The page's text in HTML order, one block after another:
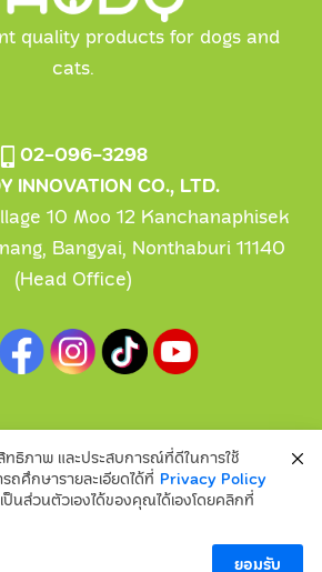
quality products for dogs and
cats.
02-096-3298
INNOVATION CO., LTD.
10 Moo 12 Kanchanaphisek
Bangyai, Nonthaburi 11140
(Head Office)
Pawdy Innovation CO.,LTD.
ทธิภาพ และประสบการณ์ที่ดีในการใช้
ศึกษารายละเอียดได้ที่ Privacy Policy
ป็นส่วนตัวเองได้ของคุณได้เองโดยคลิกที่
ยอมรับ